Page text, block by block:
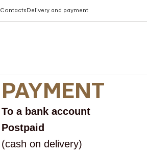
Contacts Delivery and payment
PAYMENT
To a bank account
Postpaid
(cash on delivery)